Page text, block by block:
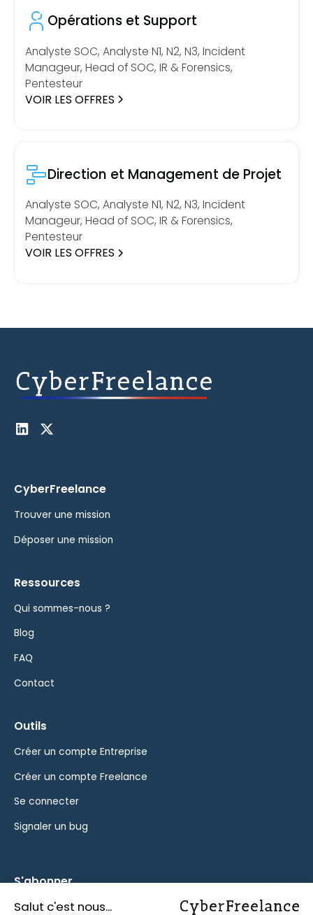
Opérations et Support
Analyste SOC, Analyste N1, N2, N3, Incident
Manageur, Head of SOC, IR & Forensics,
Pentesteur
VOIR LES OFFRES
Direction et Management de Projet
Analyste SOC, Analyste N1, N2, N3, Incident
Manageur, Head of SOC, IR & Forensics,
Pentesteur
VOIR LES OFFRES
CyberFreelance
Trouver une mission
Déposer une mission
Ressources
Qui sommes-nous ?
Blog
FAQ
Contact
Outils
Créer un compte Entreprise
Créer un compte Freelance
Se connecter
Signaler un bug
S'abonner
Inscrivez-vous à notre newsletter pour rester informé des